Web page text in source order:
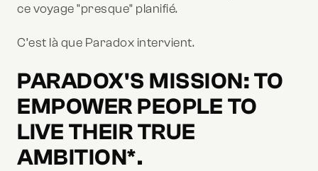
ce voyage "presque" planifié.
C’est là que Paradox intervient.
PARADOX'S MISSION: TO
EMPOWER PEOPLE TO
LIVE THEIR TRUE
AMBITION*.